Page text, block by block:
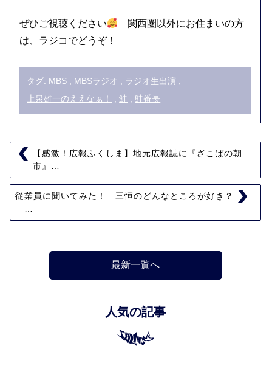
ぜひご視聴ください
関西圏以外にお住まいの方
は、ラジコでどうぞ！
タグ: MBS MBSラジオ ラジオ生出演
上泉雄一のええなぁ！
,鮭 ,鮭番長
【感激！広報ふくしま】地元広報誌に『ざこばの朝
市』…
従業員に聞いてみた！ 三恒のどんなところが好き？
最新一覧へ
人気の記事